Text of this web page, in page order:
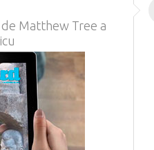
Matthew Tree a